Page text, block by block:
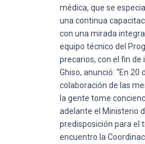
médica, que se
una continua
con una mirada
equipo técnico del
precarios, con el fin de
Ghiso, anunció: “En
colaboración de las
la gente tome
adelante el Ministerio
predisposición para el
encuentro la